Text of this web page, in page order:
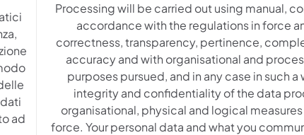
ad
Processing will be carried out using manual,
accordance with the regulations in force
correctness, transparency, pertinence,
accuracy and with organisational and
purposes pursued, and in any case in such
integrity and confidentiality of the data
organisational, physical and logical
force. Your personal data and what you